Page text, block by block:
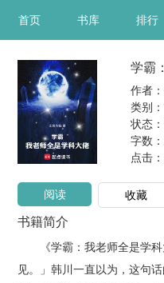
首页 书库 排行
学霸
作者
类别
状态
字数
点击：
阅读 收藏
书籍简介
《学霸：我老师全是学科
见。」韩川一直以为，这句